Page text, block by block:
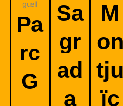
Pa
rc
G
Sa
gr
ad
a
M
on
tju
ïc